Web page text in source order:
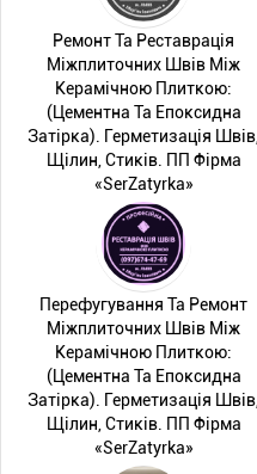
Ремонт Та Реставрація
Міжплиточних Швів Між
Керамічною Плиткою:
(Цементна Та Епоксидна
Затірка). Герметизація Швів,
Щілин, Стиків. ПП Фірма
«SerZatyrka»
Перефугування Та Ремонт
Міжплиточних Швів Між
Керамічною Плиткою:
(Цементна Та Епоксидна
Затірка). Герметизація Швів,
Щілин, Стиків. ПП Фірма
«SerZatyrka»